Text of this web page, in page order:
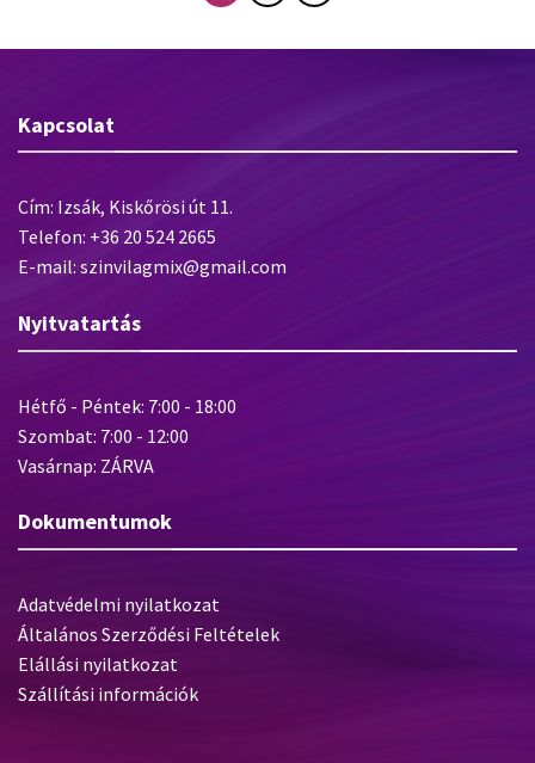
Kapcsolat
Cím: Izsák, Kiskőrösi út 11.
Telefon: +36 20 524 2665
E-mail: szinvilagmix@gmail.com
Nyitvatartás
Hétfő - Péntek: 7:00 - 18:00
Szombat: 7:00 - 12:00
Vasárnap: ZÁRVA
Dokumentumok
Adatvédelmi nyilatkozat
Általános Szerződési Feltételek
Elállási nyilatkozat
Szállítási információk